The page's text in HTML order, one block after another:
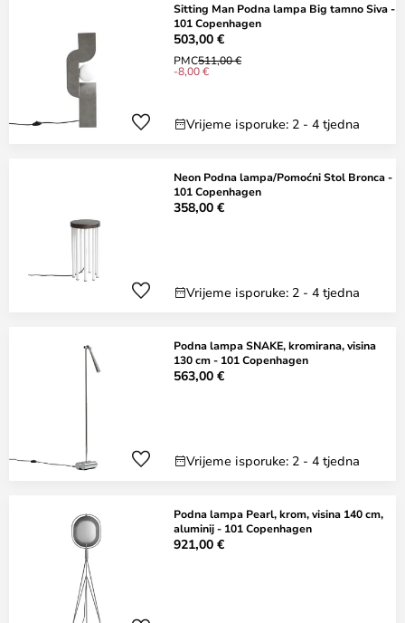
Sitting Man Podna lampa Big tamno Siva -
101 Copenhagen
503,00 €
PMC511,00 €
-8,00 €
Vrijeme isporuke: 2 - 4 tjedna
Neon Podna lampa/Pomoćni Stol Bronca -
101 Copenhagen
358,00 €
Vrijeme isporuke: 2 - 4 tjedna
Podna lampa SNAKE, kromirana, visina
130 cm - 101 Copenhagen
563,00 €
Vrijeme isporuke: 2 - 4 tjedna
Podna lampa Pearl, krom, visina 140 cm,
aluminij - 101 Copenhagen
921,00 €